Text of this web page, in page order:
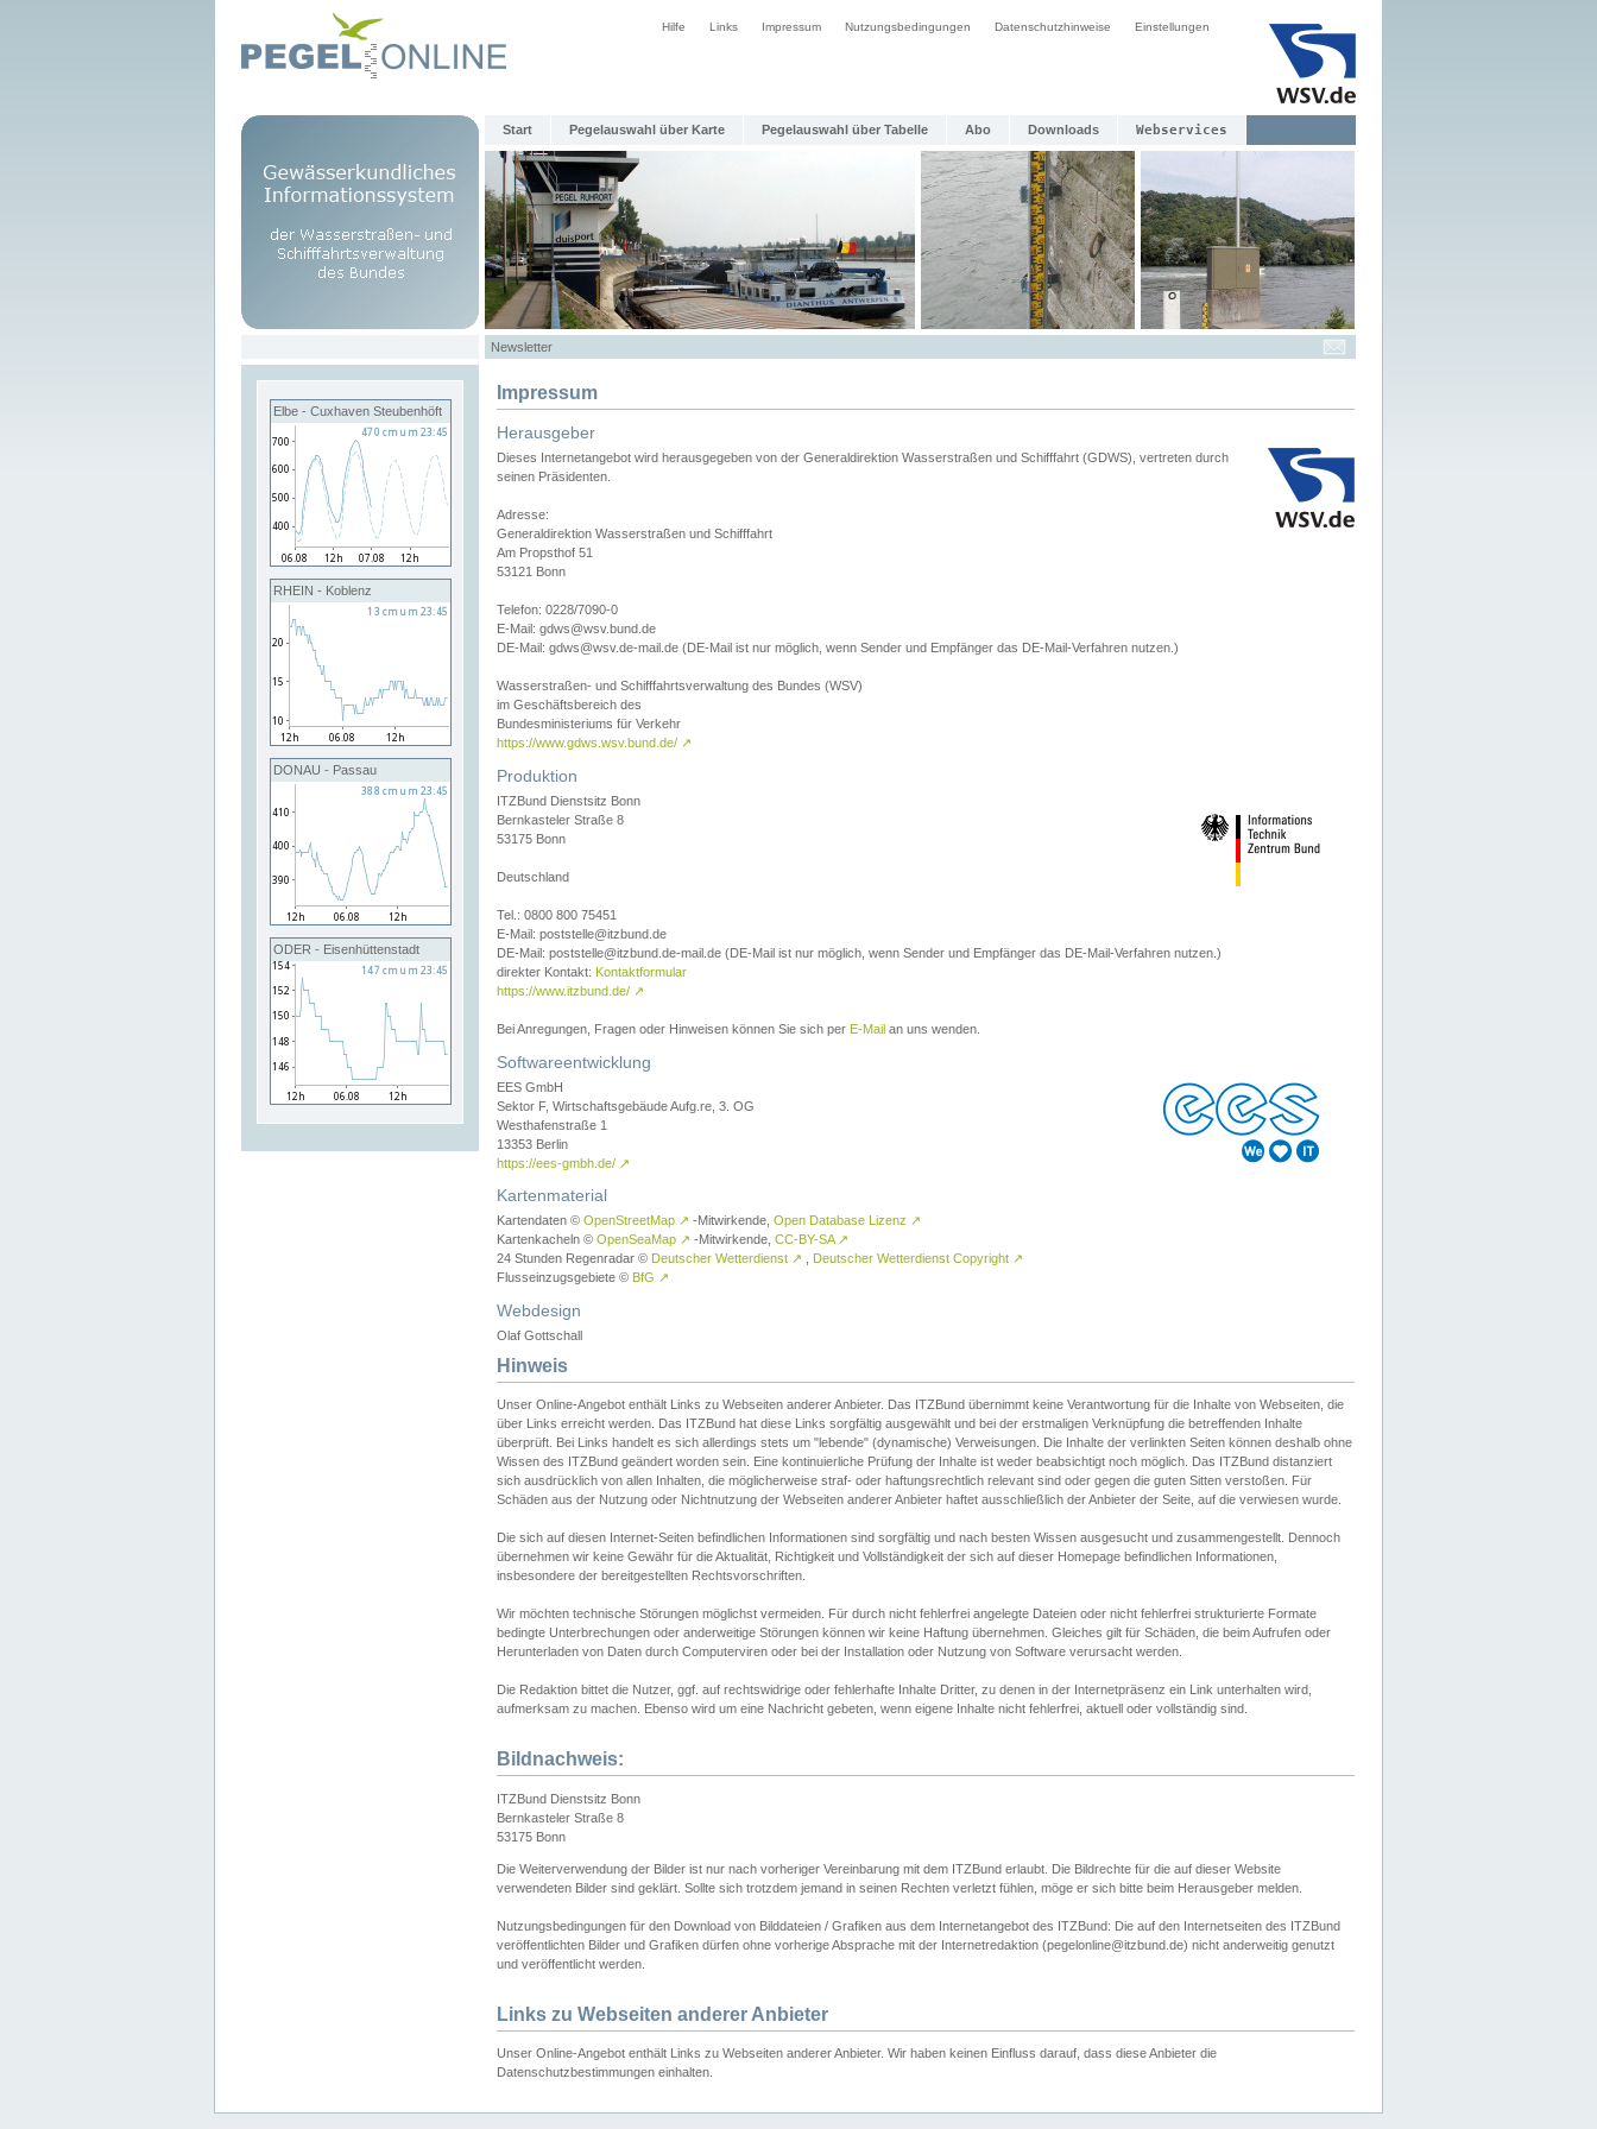
Hilfe Links Impressum Nutzungsbedingungen Datenschutzhinweise Einstellungen
Start Pegelauswahl über Karte Pegelauswahl über Tabelle Abo Downloads Webservices
Newsletter
Elbe - Cuxhaven Steubenhöft
RHEIN - Koblenz
DONAU - Passau
ODER - Eisenhüttenstadt
Impressum
Herausgeber
Dieses Internetangebot wird herausgegeben von der Generaldirektion Wasserstraßen und Schifffahrt (GDWS), vertreten durch
seinen Präsidenten.
Adresse:
Generaldirektion Wasserstraßen und Schifffahrt
Am Propsthof 51
53121 Bonn
Telefon: 0228/7090-0
E-Mail: gdws@wsv.bund.de
DE-Mail: gdws@wsv.de-mail.de (DE-Mail ist nur möglich, wenn Sender und Empfänger das DE-Mail-Verfahren nutzen.)
Wasserstraßen- und Schifffahrtsverwaltung des Bundes (WSV)
im Geschäftsbereich des
Bundesministeriums für Verkehr
https://www.gdws.wsv.bund.de/ ↗
Produktion
ITZBund Dienstsitz Bonn
Bernkasteler Straße 8
53175 Bonn
Deutschland
Tel.: 0800 800 75451
E-Mail: poststelle@itzbund.de
DE-Mail: poststelle@itzbund.de-mail.de (DE-Mail ist nur möglich, wenn Sender und Empfänger das DE-Mail-Verfahren nutzen.)
direkter Kontakt: Kontaktformular
https://www.itzbund.de/ ↗
Bei Anregungen, Fragen oder Hinweisen können Sie sich per E-Mail an uns wenden.
Softwareentwicklung
EES GmbH
Sektor F, Wirtschaftsgebäude Aufg.re, 3. OG
Westhafenstraße 1
13353 Berlin
https://ees-gmbh.de/ ↗
Kartenmaterial
Kartendaten © OpenStreetMap ↗ -Mitwirkende, Open Database Lizenz ↗
Kartenkacheln © OpenSeaMap ↗ -Mitwirkende, CC-BY-SA ↗
24 Stunden Regenradar © Deutscher Wetterdienst ↗ Deutscher Wetterdienst Copyright ↗
Flusseinzugsgebiete © BfG ↗
Webdesign
Olaf Gottschall
Hinweis
Unser Online-Angebot enthält Links zu Webseiten anderer Anbieter. Das ITZBund übernimmt keine Verantwortung für die Inhalte von Webseiten, die
über Links erreicht werden. Das ITZBund hat diese Links sorgfältig ausgewählt und bei der erstmaligen Verknüpfung die betreffenden Inhalte
überprüft. Bei Links handelt es sich allerdings stets um "lebende" (dynamische) Verweisungen. Die Inhalte der verlinkten Seiten können deshalb ohne
Wissen des ITZBund geändert worden sein. Eine kontinuierliche Prüfung der Inhalte ist weder beabsichtigt noch möglich. Das ITZBund distanziert
sich ausdrücklich von allen Inhalten, die möglicherweise straf- oder haftungsrechtlich relevant sind oder gegen die guten Sitten verstoßen. Für
Schäden aus der Nutzung oder Nichtnutzung der Webseiten anderer Anbieter haftet ausschließlich der Anbieter der Seite, auf die verwiesen wurde.
Die sich auf diesen Internet-Seiten befindlichen Informationen sind sorgfältig und nach besten Wissen ausgesucht und zusammengestellt. Dennoch
übernehmen wir keine Gewähr für die Aktualität, Richtigkeit und Vollständigkeit der sich auf dieser Homepage befindlichen Informationen,
insbesondere der bereitgestellten Rechtsvorschriften.
Wir möchten technische Störungen möglichst vermeiden. Für durch nicht fehlerfrei angelegte Dateien oder nicht fehlerfrei strukturierte Formate
bedingte Unterbrechungen oder anderweitige Störungen können wir keine Haftung übernehmen. Gleiches gilt für Schäden, die beim Aufrufen oder
Herunterladen von Daten durch Computerviren oder bei der Installation oder Nutzung von Software verursacht werden.
Die Redaktion bittet die Nutzer, ggf. auf rechtswidrige oder fehlerhafte Inhalte Dritter, zu denen in der Internetpräsenz ein Link unterhalten wird,
aufmerksam zu machen. Ebenso wird um eine Nachricht gebeten, wenn eigene Inhalte nicht fehlerfrei, aktuell oder vollständig sind.
Bildnachweis:
ITZBund Dienstsitz Bonn
Bernkasteler Straße 8
53175 Bonn
Die Weiterverwendung der Bilder ist nur nach vorheriger Vereinbarung mit dem ITZBund erlaubt. Die Bildrechte für die auf dieser Website
verwendeten Bilder sind geklärt. Sollte sich trotzdem jemand in seinen Rechten verletzt fühlen, möge er sich bitte beim Herausgeber melden.
Nutzungsbedingungen für den Download von Bilddateien / Grafiken aus dem Internetangebot des ITZBund: Die auf den Internetseiten des ITZBund
veröffentlichten Bilder und Grafiken dürfen ohne vorherige Absprache mit der Internetredaktion (pegelonline@itzbund.de) nicht anderweitig genutzt
und veröffentlicht werden.
Links zu Webseiten anderer Anbieter
Unser Online-Angebot enthält Links zu Webseiten anderer Anbieter. Wir haben keinen Einfluss darauf, dass diese Anbieter die
Datenschutzbestimmungen einhalten.